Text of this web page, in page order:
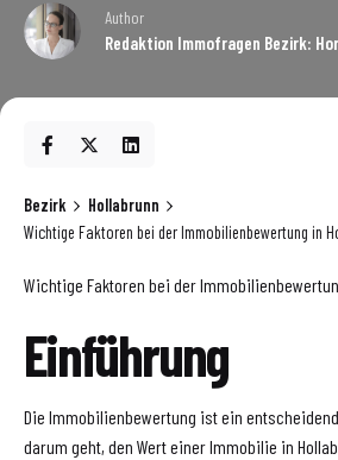
Author
Redaktion Immofragen Bezirk:
Bezirk
Hollabrunn
Wichtige Faktoren bei der Immobilienbewertung in
Wichtige Faktoren bei der
Einführung
Die Immobilienbewertung ist ein
darum geht, den Wert einer Immobilie in